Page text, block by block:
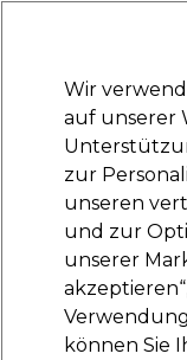
Marken Deals
L'Oréal Professionnel
L'Oréal Inoa 2
Wir
auf unserer
zur
unseren
und zur
unserer
können Sie